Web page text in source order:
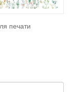
печати